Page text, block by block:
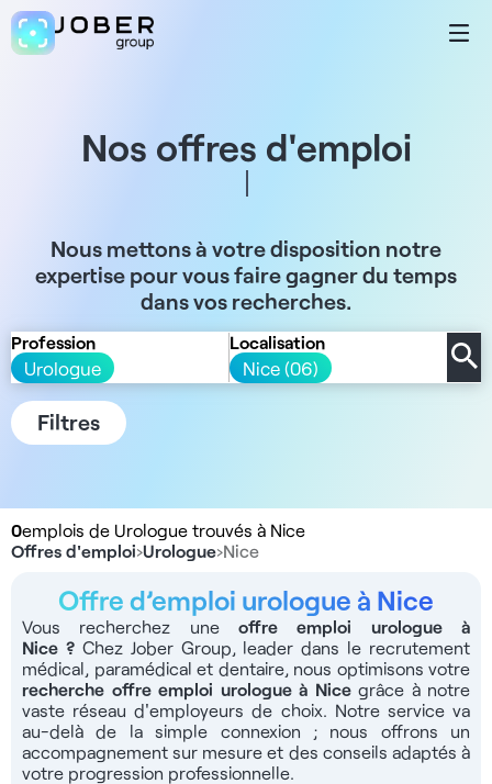
Nos offres d'emploi
Nous mettons à votre disposition notre
expertise pour vous faire gagner du temps
dans vos recherches.
Profession
Urologue
Localisation
Nice (06)
Filtres
0emplois de Urologue trouvés à Nice
Offres d'emploi›Urologue›Nice
Offre d’emploi urologue à Nice
Vous recherchez une offre emploi urologue à
Nice ? Chez Jober Group, leader dans le recrutement
médical, paramédical et dentaire, nous optimisons votre
recherche offre emploi urologue à Nicegrâce à notre
vaste réseau d'employeurs de choix. Notre service va
au-delà de la simple connexion ; nous offrons un
accompagnement sur mesure et des conseils adaptés à
votre progression professionnelle.